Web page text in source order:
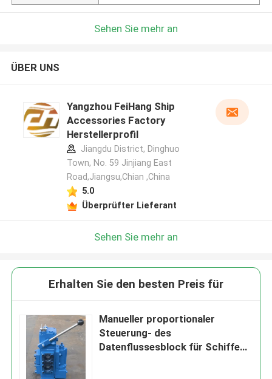
Sehen Sie mehr an
ÜBER UNS
Yangzhou FeiHang Ship
Accessories Factory
Herstellerprofil
Jiangdu District, Dinghuo
Town, No. 59 Jinjiang East
Road,Jiangsu,Chian ,China
5.0
Überprüfter Lieferant
Sehen Sie mehr an
Erhalten Sie den besten Preis für
Manueller proportionaler
Steuerung- des
Datenflussesblock für Schiffe